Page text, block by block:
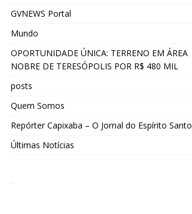
GVNEWS Portal
Mundo
OPORTUNIDADE ÚNICA: TERRENO EM ÁREA
NOBRE DE TERESÓPOLIS POR R$ 480 MIL
posts
Quem Somos
Repórter Capixaba – O Jornal do Espírito Santo
Últimas Notícias